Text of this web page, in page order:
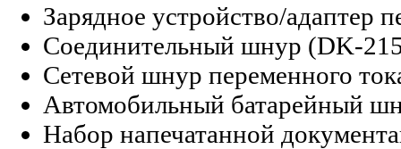
Зарядное устройство/адаптер
Соединительный шнур (DK-
Сетевой шнур переменного
Автомобильный батарейный
Набор напечатанной